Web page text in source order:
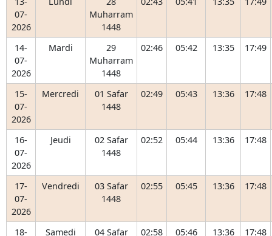
07-
2026
Muharram
1448
14-
07-
2026
Mardi
29
Muharram
1448
02:46 05:42 13:35 17:49
15-
07-
2026
Mercredi
01 Safar
1448
02:49 05:43 13:36 17:48
16-
07-
2026
Jeudi
02 Safar
1448
02:52 05:44 13:36 17:48
17-
07-
2026
Vendredi
03 Safar
1448
02:55 05:45 13:36 17:48
18-
Samedi
04 Safar
02:58 05:46 13:36 17:48